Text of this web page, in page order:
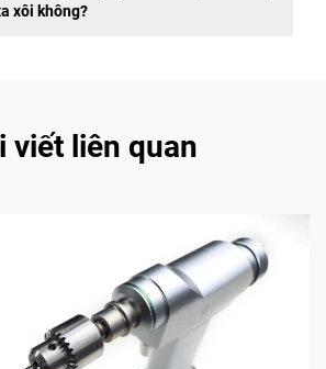
xôi không?
viết liên quan